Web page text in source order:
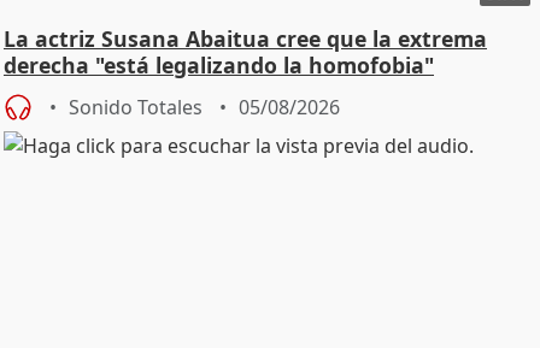
La actriz Susana Abaitua cree que la extrema
derecha "está legalizando la homofobia"
Sonido Totales 05/08/2026